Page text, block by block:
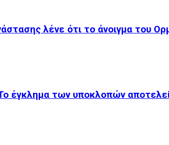
λένε ότι το άνοιγμα του
έγκλημα των υποκλοπών